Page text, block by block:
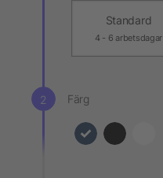
Standard
4 - 6 arbetsdagar
Färg